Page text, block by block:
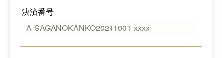
決済番号